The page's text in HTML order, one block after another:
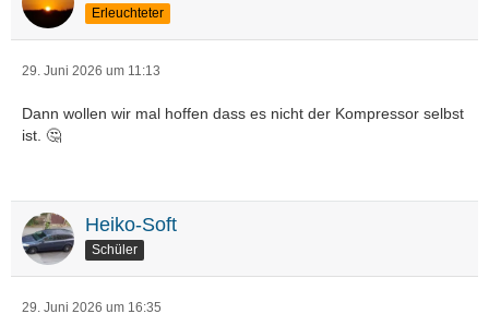
Erleuchteter
29. Juni 2026 um 11:13
Dann wollen wir mal hoffen dass es nicht der Kompressor selbst
ist. 🤔
Heiko-Soft
Schüler
29. Juni 2026 um 16:35